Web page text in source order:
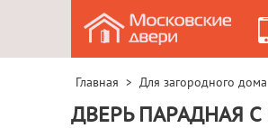
Главная > Для загородного дома
ДВЕРЬ ПАРАДНАЯ